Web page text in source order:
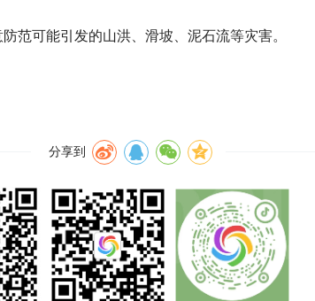
范可能引发的山洪、滑坡、泥石流等灾害。
分享到